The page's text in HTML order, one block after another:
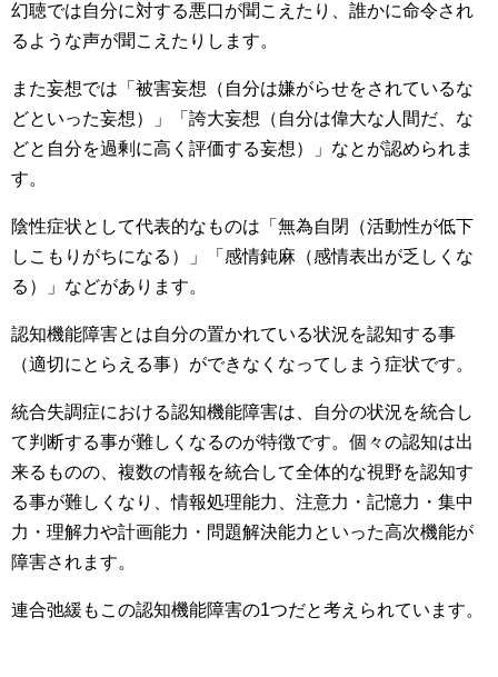
幻聴では自分に対する悪口が聞こえたり、誰かに命令され
るような声が聞こえたりします。
また妄想では「被害妄想（自分は嫌がらせをされているな
どといった妄想）」「誇大妄想（自分は偉大な人間だ、な
どと自分を過剰に高く評価する妄想）」なとが認められま
す。
陰性症状として代表的なものは「無為自閉（活動性が低下
しこもりがちになる）」「感情鈍麻（感情表出が乏しくな
る）」などがあります。
認知機能障害とは自分の置かれている状況を認知する事
（適切にとらえる事）ができなくなってしまう症状です。
統合失調症における認知機能障害は、自分の状況を統合し
て判断する事が難しくなるのが特徴です。個々の認知は出
来るものの、複数の情報を統合して全体的な視野を認知す
る事が難しくなり、情報処理能力、注意力・記憶力・集中
力・理解力や計画能力・問題解決能力といった高次機能が
障害されます。
連合弛緩もこの認知機能障害の1つだと考えられています。